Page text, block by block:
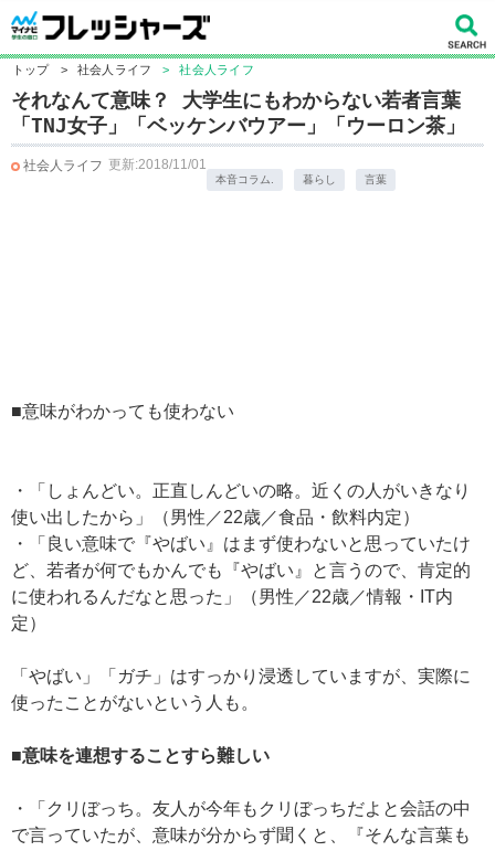
トップ > 社会人ライフ > 社会人ライフ
それなんて意味？ 大学生にもわからない若者言葉
「TNJ女子」「ベッケンバウアー」「ウーロン茶」
社会人ライフ 更新:2018/11/01
本音コラム. 暮らし 言葉
■意味がわかっても使わない
・「しょんどい。正直しんどいの略。近くの人がいきなり
使い出したから」（男性／22歳／食品・飲料内定）
・「良い意味で『やばい』はまず使わないと思っていたけ
ど、若者が何でもかんでも『やばい』と言うので、肯定的
に使われるんだなと思った」（男性／22歳／情報・IT内
定）
「やばい」「ガチ」はすっかり浸透していますが、実際に
使ったことがないという人も。
■意味を連想することすら難しい
・「クリぼっち。友人が今年もクリぼっちだよと会話の中
で言っていたが、意味が分からず聞くと、『そんな言葉も